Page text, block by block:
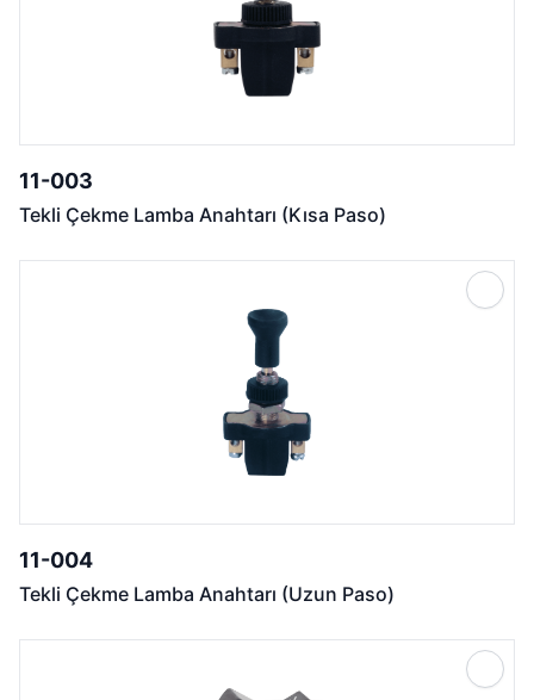
11-003
Tekli Çekme Lamba Anahtarı (Kısa Paso)
11-004
Tekli Çekme Lamba Anahtarı (Uzun Paso)